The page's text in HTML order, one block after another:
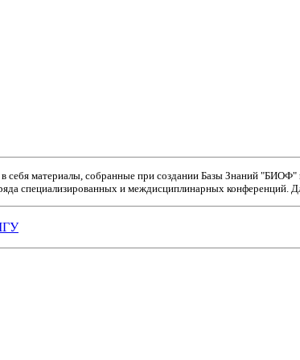
себя материалы, собранные при создании Базы Знаний
специализированных и междисциплинарных конференций.